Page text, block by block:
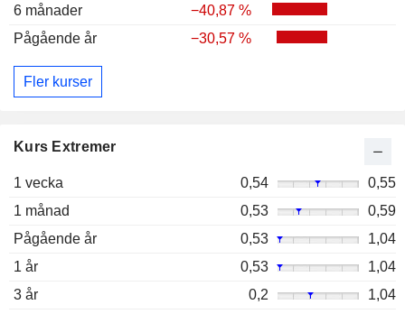
6 månader
−40,87 %
Pågående år
−30,57 %
Fler kurser
Kurs Extremer
1 vecka 0,54
0,55
1 månad
0,53
0,59
Pågående år
0,53
1,04
1 år
0,53
1,04
3 år
0,2
1,04